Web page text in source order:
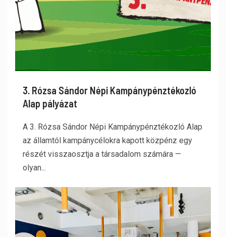
3. Rózsa Sándor Népi Kampánypénztékozló
Alap pályázat
A 3. Rózsa Sándor Népi Kampánypénztékozló Alap
az államtól kampánycélokra kapott közpénz egy
részét visszaosztja a társadalom számára —
olyan...